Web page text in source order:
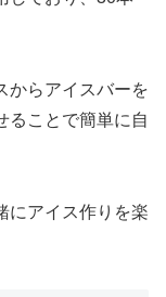
からアイスバーを
ることで簡単に自
にアイス作りを楽